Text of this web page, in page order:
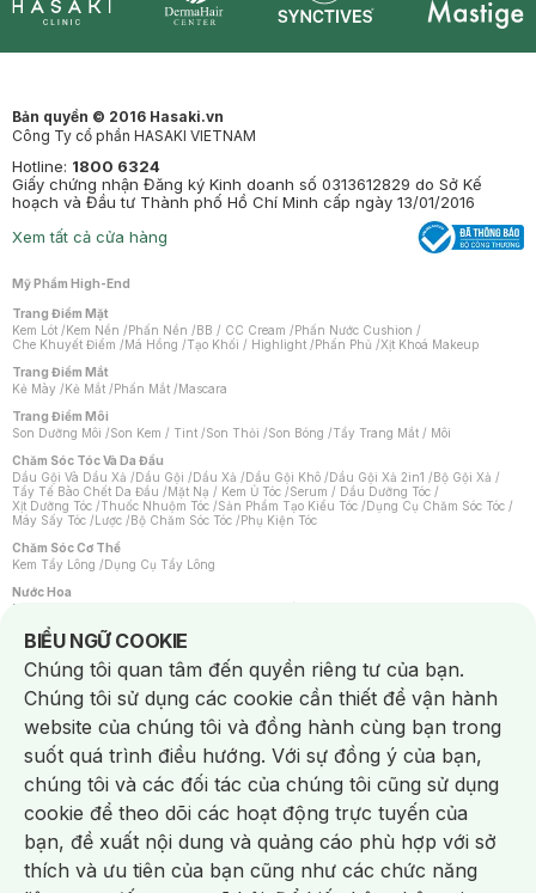
Bản quyền © 2016 Hasaki.vn
Công Ty cổ phần HASAKI VIETNAM
Hotline: 1800 6324
Giấy chứng nhận Đăng ký Kinh doanh số 0313612829 do Sở Kế
hoạch và Đầu tư Thành phố Hồ Chí Minh cấp ngày 13/01/2016
Xem tất cả cửa hàng
Mỹ Phẩm High-End
Trang Điểm Mặt
Kem Lót /Kem Nền /Phấn Nền /BB / CC Cream /Phấn Nước Cushion /
Che Khuyết Điểm /Má Hồng /Tạo Khối / Highlight /Phấn Phủ /Xịt Khoá Makeup
Trang Điểm Mắt
Kẻ Mày /Kẻ Mắt /Phấn Mắt /Mascara
Trang Điểm Môi
Son Dưỡng Môi /Son Kem / Tint /Son Thỏi /Son Bóng /Tẩy Trang Mắt / Môi
Chăm Sóc Tóc Và Da Đầu
Dầu Gội Và Dầu Xả /Dầu Gội /Dầu Xả /Dầu Gội Khô /Dầu Gội Xả 2in1 /Bộ Gội Xả /
Tẩy Tế Bào Chết Da Đầu /Mặt Nạ / Kem Ủ Tóc /Serum / Dầu Dưỡng Tóc /
Xịt Dưỡng Tóc /Thuốc Nhuộm Tóc /Sản Phẩm Tạo Kiểu Tóc /Dụng Cụ Chăm Sóc Tóc /
Máy Sấy Tóc /Lược /Bộ Chăm Sóc Tóc /Phụ Kiện Tóc
Chăm Sóc Cơ Thể
Kem Tẩy Lông /Dụng Cụ Tẩy Lông
Nước Hoa
Nước Hoa Nữ
Chăm Sóc Cá Nhân
Chống Muỗi /Khẩu Trang /Máy Massage/Mặt Nạ Xông Hơi /Nước Rửa Tay/
Sản Phẩm Chăm Sóc Khác /Bàn Chải Đánh Răng /Bàn Chải Điện/
Hỗ Trợ Trắng Răng/Kem Đánh Răng /Máy Tăm Nước/ Nước Súc Miệng/
Tăm / Chỉ Nha Khoa/ Xịt Thơm Miệng / Dung Dịch Vệ Sinh/Dưỡng Vùng Kín/
Khăn Ướt Vệ Sinh Vùng Kín/Băng Vệ Sinh/Tampon/Bọt Cạo Râu /Dao Cạo Râu/
Máy Cạo Râu
Vấn Đề Về Da
Da Dầu / Lỗ Chân Lông To/ Da Khô / Mất Nước/ Da Lão Hóa/ Da Mụn/
Da Nhạy Cảm / Kích Ứng
Da Xỉn Màu Thâm / Nám / Tàn Nhang
Quầng Thâm & Bọng Mắt /Sẹo /Viêm Da Cơ Địa
Dụng Cụ / Phụ Kiện Chăm Sóc Da
Bông Tẩy Trang
Khăn Lau Mặt Khô Dụng Cụ / Máy Rửa Mặt Máy Chăm Sóc Da
Dụng Cụ Chăm Sóc Khác
BIỂU NGỮ COOKIE
Notice about cookies usage
Chúng tôi quan tâm đến quyền riêng tư của bạn.
Chúng tôi sử dụng các cookie cần thiết để vận hành
website của chúng tôi và đồng hành cùng bạn trong
suốt quá trình điều hướng. Với sự đồng ý của bạn,
chúng tôi và các đối tác của chúng tôi cũng sử dụng
cookie để theo dõi các hoạt động trực tuyến của
bạn, đề xuất nội dung và quảng cáo phù hợp với sở
thích và ưu tiên của bạn cũng như các chức năng